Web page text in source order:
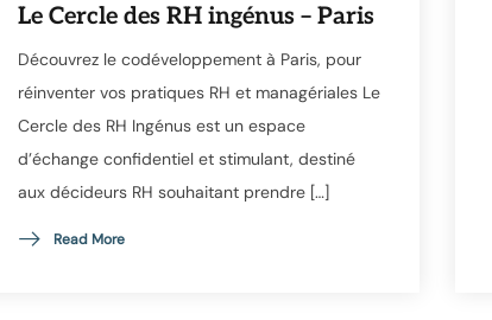
Le Cercle des RH ingénus – Paris
Découvrez le codéveloppement à Paris, pour
réinventer vos pratiques RH et managériales Le
Cercle des RH Ingénus est un espace
d’échange confidentiel et stimulant, destiné
aux décideurs RH souhaitant prendre […]
Read More